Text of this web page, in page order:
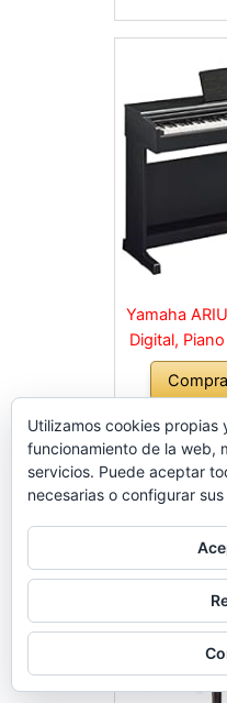
Yamaha
Digital,
para
para
Utilizamos cookies
funcionamiento de la web,
servicios. Puede aceptar
necesarias o configurar